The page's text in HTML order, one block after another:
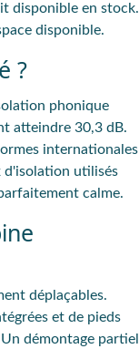
disponible en stock.
disponible.
?
phonique
atteindre 30,3 dB.
internationales
d'isolation utilisés
calme.
déplaçables.
et de pieds
démontage partiel